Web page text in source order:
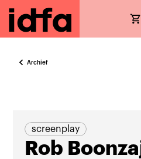
Archief
screenplay
Rob